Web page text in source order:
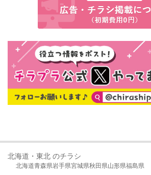
北海道・東北 のチラシ
北海道青森県岩手県宮城県秋田県山形県福島県